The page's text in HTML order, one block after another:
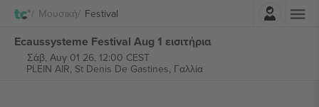
Μουσική Festival
Ecaussysteme Festival Aug 1 εισιτήρια
Σάβ, Αυγ 01 26, 12:00 CEST
PLEIN AIR, St Denis De Gastines, Γαλλία